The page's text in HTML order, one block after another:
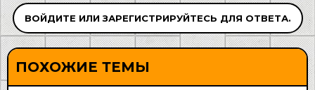
ВОЙДИТЕ ИЛИ ЗАРЕГИСТРИРУЙТЕСЬ ДЛЯ ОТВЕТА.
ПОХОЖИЕ ТЕМЫ